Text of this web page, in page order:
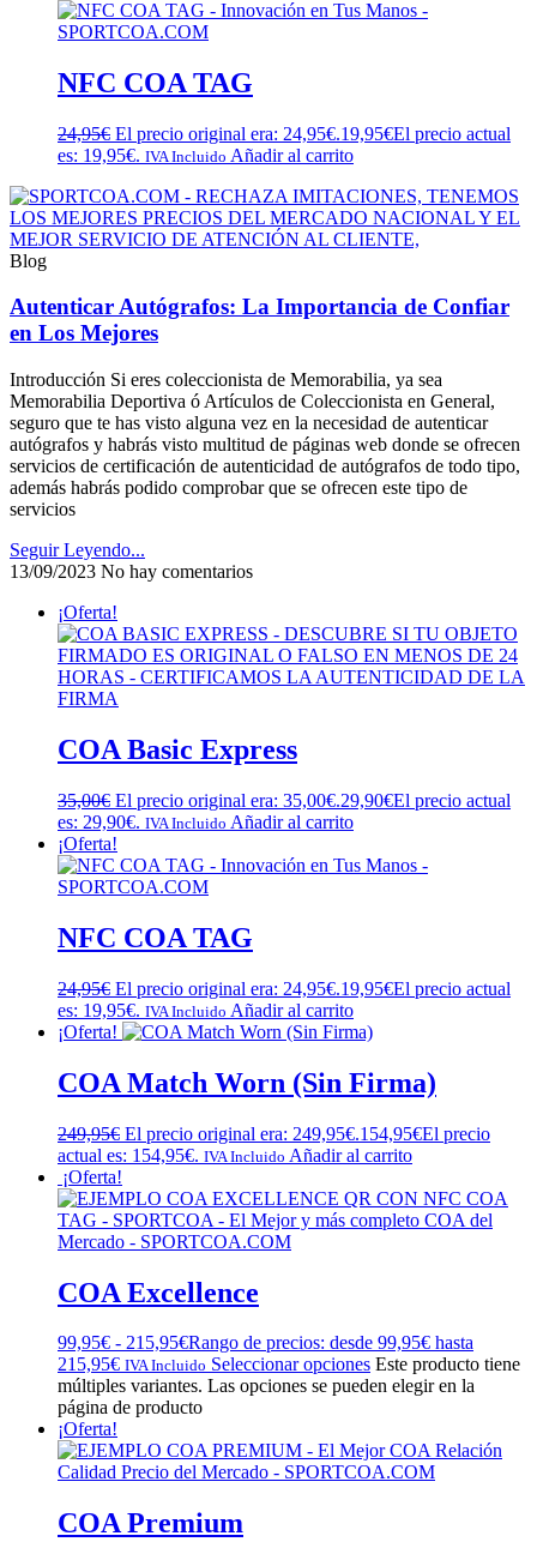
NFC COA TAG
24,95€ El precio original era: 24,95€.19,95€El precio actual
es: 19,95€. IVA Incluido Añadir al carrito
Blog
Autenticar Autógrafos: La Importancia de Confiar
en Los Mejores
Introducción Si eres coleccionista de Memorabilia, ya sea
Memorabilia Deportiva ó Artículos de Coleccionista en General,
seguro que te has visto alguna vez en la necesidad de autenticar
autógrafos y habrás visto multitud de páginas web donde se ofrecen
servicios de certificación de autenticidad de autógrafos de todo tipo,
además habrás podido comprobar que se ofrecen este tipo de
servicios
Seguir Leyendo...
13/09/2023 No hay comentarios
¡Oferta!
COA Basic Express
35,00€ El precio original era: 35,00€.29,90€El precio actual
es: 29,90€. IVA Incluido Añadir al carrito
¡Oferta!
NFC COA TAG
24,95€ El precio original era: 24,95€.19,95€El precio actual
es: 19,95€. IVA Incluido Añadir al carrito
¡Oferta!
COA Match Worn (Sin Firma)
249,95€ El precio original era: 249,95€.154,95€El precio
actual es: 154,95€. IVA Incluido Añadir al carrito
¡Oferta!
COA Excellence
99,95€ - 215,95€Rango de precios: desde 99,95€ hasta
215,95€ IVA Incluido Seleccionar opciones Este producto tiene
múltiples variantes. Las opciones se pueden elegir en la
página de producto
¡Oferta!
COA Premium